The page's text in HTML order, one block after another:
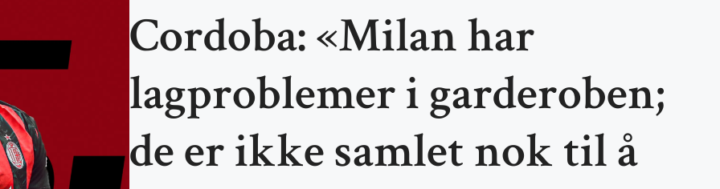
Cordoba: «Milan har
lagproblemer i garderoben;
de er ikke samlet nok til å